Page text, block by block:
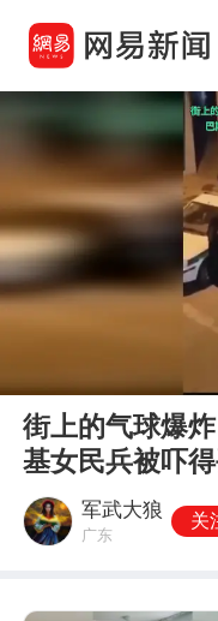
街上的气球爆
基女民兵被吓
军武大狼
广东
关